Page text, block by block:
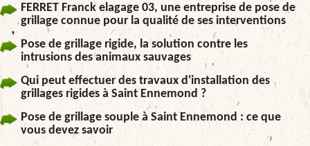
FERRET Franck elagage 03, une entreprise de pose de
grillage connue pour la qualité de ses interventions
Pose de grillage rigide, la solution contre les
intrusions des animaux sauvages
Qui peut effectuer des travaux d'installation des
grillages rigides à Saint Ennemond ?
Pose de grillage souple à Saint Ennemond : ce que
vous devez savoir